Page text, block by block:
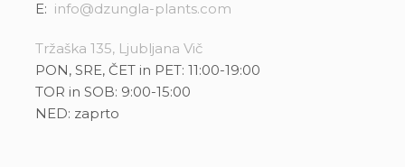
E: info@dzungla-plants.com
Tržaška 135, Ljubljana Vič
PON, SRE, ČET in PET: 11:00-19:00
TOR in SOB: 9:00-15:00
NED: zaprto